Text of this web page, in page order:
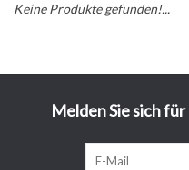
Keine Produkte gefunden!...
Melden Sie sich